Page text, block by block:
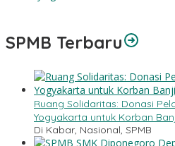
SPMB Terbaru
Ruang Solidaritas: Donasi
Yogyakarta untuk Korban
Di Kabar, Nasional, SPMB